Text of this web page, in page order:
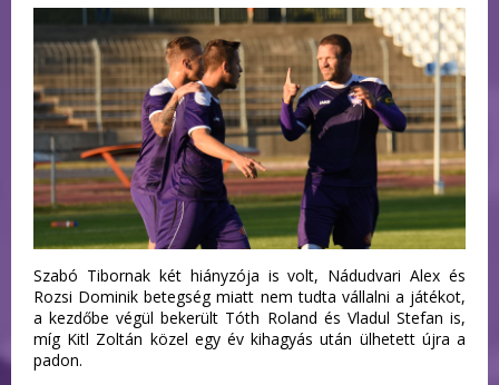
Szabó Tibornak két hiányzója is volt, Nádudvari Alex és
Rozsi Dominik betegség miatt nem tudta vállalni a játékot,
a kezdőbe végül bekerült Tóth Roland és Vladul Stefan is,
míg Kitl Zoltán közel egy év kihagyás után ülhetett újra a
padon.